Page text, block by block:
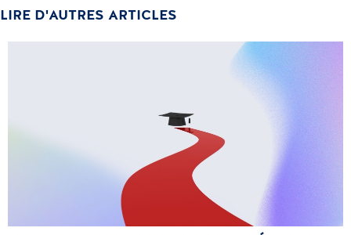
LIRE D'AUTRES ARTICLES